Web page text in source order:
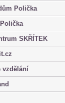
Polička
SKŘÍTEK
vzdělání